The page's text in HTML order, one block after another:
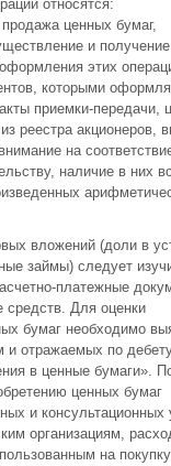
относятся:
ценных бумаг,
и получение
этих
которыми
приемки-передачи,
реестра акционеров,
на
наличие в них
вложений (доли в
займы) следует
платежные
средств. Для оценки
бумаг необходимо
и отражаемых по
в ценные бумаги».
ценных бумаг
и консультационных
организациям,
на покупку